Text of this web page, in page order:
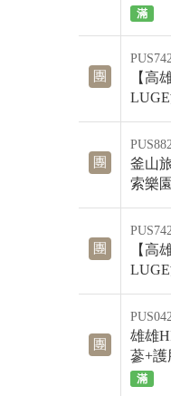
滿
團
【高
團
釜山
索樂
團
【高
團
雄雄
蔘+護
滿